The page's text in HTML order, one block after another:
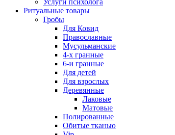
Услуги психолога
Ритуальные товары
Гробы
Для Ковид
Православные
Мусульманские
4-х гранные
6-и гранные
Для детей
Для взрослых
Деревянные
Лаковые
Матовые
Полированные
Обитые тканью